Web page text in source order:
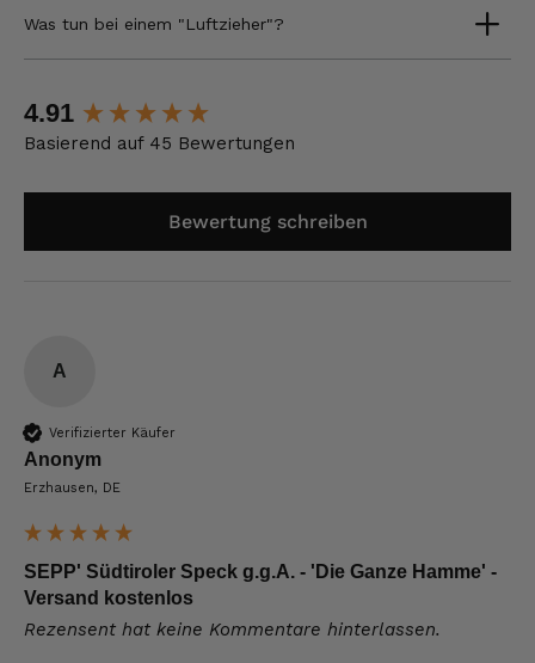
Was tun bei einem "Luftzieher"?
4.91
Basierend auf 45 Bewertungen
Bewertung schreiben
A
Verifizierter Käufer
Anonym
Erzhausen, DE
SEPP' Südtiroler Speck g.g.A. - 'Die Ganze Hamme' -
Versand kostenlos
Rezensent hat keine Kommentare hinterlassen.
New content loaded